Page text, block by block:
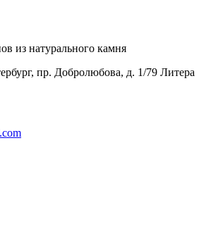
из натурального камня
пр. Добролюбова, д. 1/79 Литера